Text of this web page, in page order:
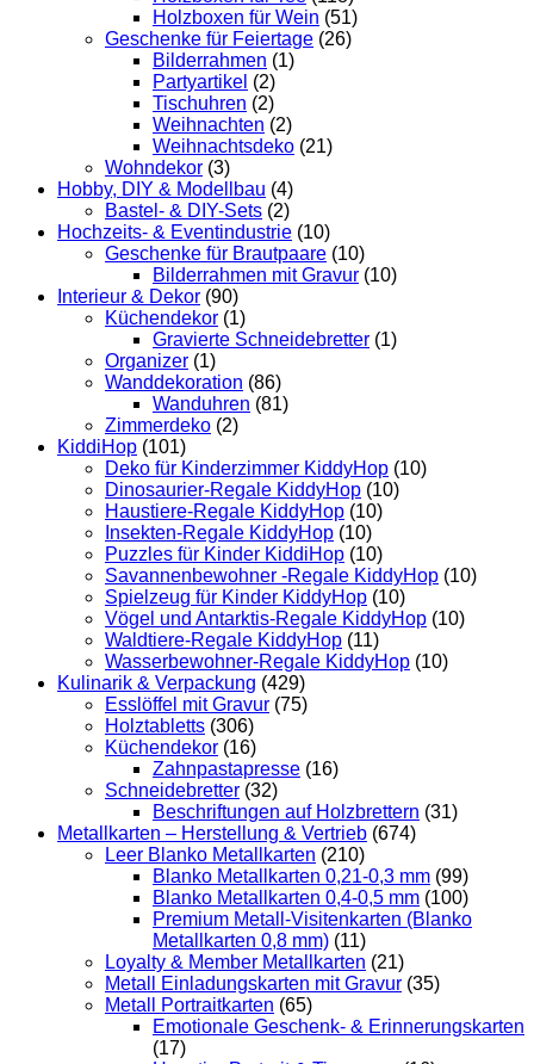
Holzboxen für Wein (51)
Geschenke für Feiertage (26)
Bilderrahmen (1)
Partyartikel (2)
Tischuhren (2)
Weihnachten (2)
Weihnachtsdeko (21)
Wohndekor (3)
Hobby, DIY & Modellbau (4)
Bastel- & DIY-Sets (2)
Hochzeits- & Eventindustrie (10)
Geschenke für Brautpaare (10)
Bilderrahmen mit Gravur (10)
Interieur & Dekor (90)
Küchendekor (1)
Gravierte Schneidebretter (1)
Organizer (1)
Wanddekoration (86)
Wanduhren (81)
Zimmerdeko (2)
KiddiHop (101)
Deko für Kinderzimmer KiddyHop (10)
Dinosaurier-Regale KiddyHop (10)
Haustiere-Regale KiddyHop (10)
Insekten-Regale KiddyHop (10)
Puzzles für Kinder KiddiHop (10)
Savannenbewohner -Regale KiddyHop (10)
Spielzeug für Kinder KiddyHop (10)
Vögel und Antarktis-Regale KiddyHop (10)
Waldtiere-Regale KiddyHop (11)
Wasserbewohner-Regale KiddyHop (10)
Kulinarik & Verpackung (429)
Esslöffel mit Gravur (75)
Holztabletts (306)
Küchendekor (16)
Zahnpastapresse (16)
Schneidebretter (32)
Beschriftungen auf Holzbrettern (31)
Metallkarten – Herstellung & Vertrieb (674)
Leer Blanko Metallkarten (210)
Blanko Metallkarten 0,21-0,3 mm (99)
Blanko Metallkarten 0,4-0,5 mm (100)
Premium Metall-Visitenkarten (Blanko
Metallkarten 0,8 mm) (11)
Loyalty & Member Metallkarten (21)
Metall Einladungskarten mit Gravur (35)
Metall Portraitkarten (65)
Emotionale Geschenk- & Erinnerungskarten
(17)